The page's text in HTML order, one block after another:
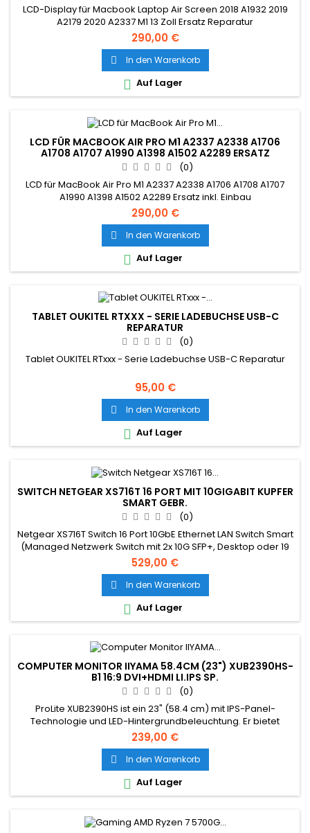
LCD-Display für Macbook Laptop Air Screen 2018 A1932 2019
A2179 2020 A2337 M1 13 Zoll Ersatz Reparatur
290,00 €
 In den Warenkorb
 Auf Lager
LCD FÜR MACBOOK AIR PRO M1 A2337 A2338 A1706
A1708 A1707 A1990 A1398 A1502 A2289 ERSATZ
(0)
LCD für MacBook Air Pro M1 A2337 A2338 A1706 A1708 A1707
A1990 A1398 A1502 A2289 Ersatz inkl. Einbau
290,00 €
 In den Warenkorb
 Auf Lager
TABLET OUKITEL RTXXX - SERIE LADEBUCHSE USB-C
REPARATUR
(0)
Tablet OUKITEL RTxxx - Serie Ladebuchse USB-C Reparatur
95,00 €
 In den Warenkorb
 Auf Lager
SWITCH NETGEAR XS716T 16 PORT MIT 10GIGABIT KUPFER
SMART GEBR.
(0)
Netgear XS716T Switch 16 Port 10GbE Ethernet LAN Switch Smart
(Managed Netzwerk Switch mit 2x 10G SFP+, Desktop oder 19
Zoll Rack-Montage, Schwarz
529,00 €
 In den Warenkorb
 Auf Lager
COMPUTER MONITOR IIYAMA 58.4CM (23") XUB2390HS-
B1 16:9 DVI+HDMI LI.IPS SP.
(0)
ProLite XUB2390HS ist ein 23" (58.4 cm) mit IPS-Panel-
Technologie und LED-Hintergrundbeleuchtung. Er bietet
exakte und gleichmäßige Farbwiedergaben bei gleichzeitig
hoher Blickwinkelstabilität und einer schnellen Reaktionszeit.
In Kombination mit dem ergonomischem Standfuß inklusive
Pivot-Funktion, erweist sich das Gerät als echter Allrounder.
Der ProLite...
239,00 €
 In den Warenkorb
 Auf Lager